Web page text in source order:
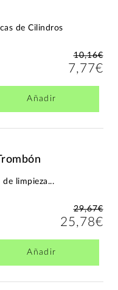
de Cilindros
10,16€
7,77€
Añadir
de limpieza...
29,67€
25,78€
Añadir